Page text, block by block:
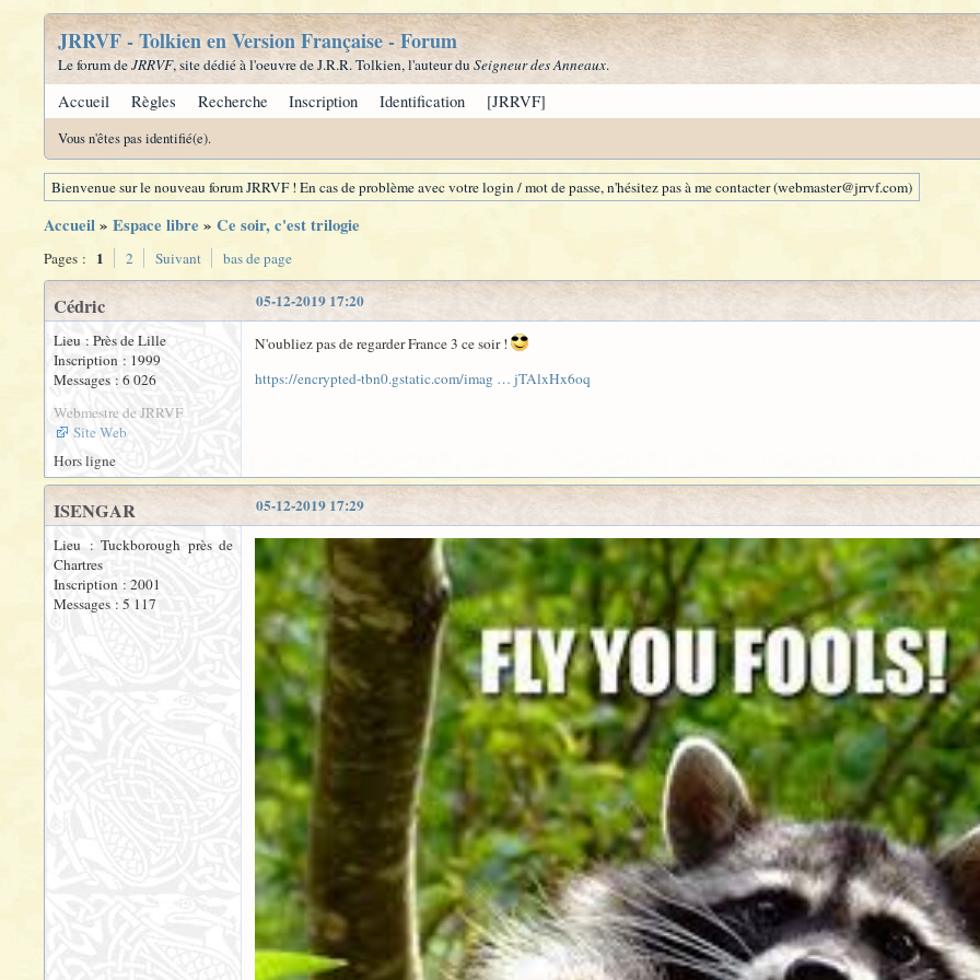
JRRVF - Tolkien en Version Française - Forum
Le forum deJRRVF, site dédié à l'oeuvre de J.R.R. Tolkien, l'auteur du Seigneur des Anneaux.
Accueil Règles Recherche Inscription Identification [JRRVF]
Vous n'êtes pas identifié(e).
Bienvenue sur le nouveau forum JRRVF ! En cas de problème avec votre login / mot de passe, n'hésitez pas à me contacter (webmaster@jrrvf.com)
Accueil» Espace libre » Ce soir, c'est trilogie
Pages : 1 2 Suivant bas de page
05-12-2019 17:20
Cédric
Lieu : Près de Lille
Inscription : 1999
Messages : 6 026
Webmestre de JRRVF
Site Web
N'oubliez pas de regarder France 3 ce soir !
https://encrypted-tbn0.gstatic.com/imag … jTAlxHx6oq
Hors ligne
05-12-2019 17:29
ISENGAR
Lieu : Tuckborough près de
Chartres
Inscription : 2001
Messages : 5 117